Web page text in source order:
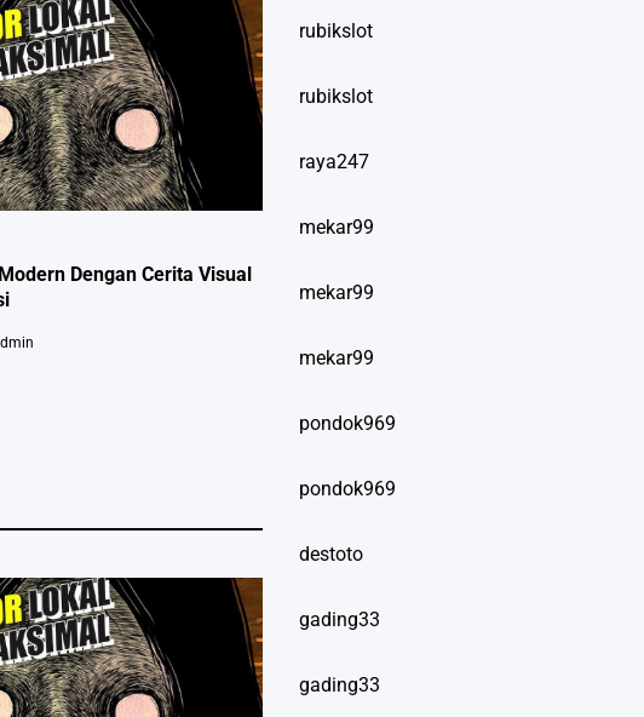
Dengan Cerita Visual
rubikslot
rubikslot
raya247
mekar99
mekar99
mekar99
pondok969
pondok969
destoto
gading33
gading33